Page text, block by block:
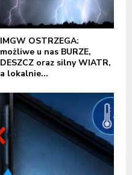
IMGW OSTRZEGA:
możliwe u nas BURZE,
DESZCZ oraz silny WIATR,
a lokalnie...